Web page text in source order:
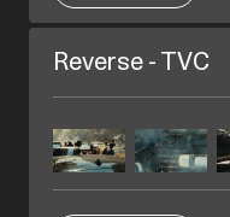
Reverse - TVC